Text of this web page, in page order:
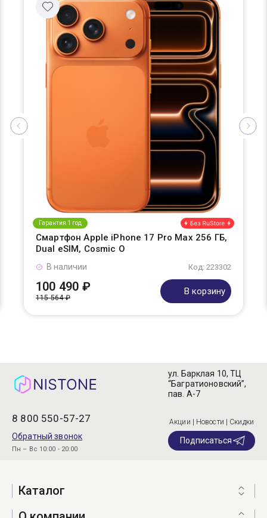
Гарантия 1 год
Смартфон Apple iPhone 17 Pro Max 256 ГБ,
Dual eSIM, Cosmic O
Код: 223302
В наличии
100 490 ₽
115 564 ₽
В корзину
8 800 550-57-27
Обратный звонок
Пн – Вс 10:00 - 20:00
ул. Барклая 10, ТЦ
“Багратионовский”,
пав. А-7
Акции | Новости | Скидки
Подписаться
Каталог